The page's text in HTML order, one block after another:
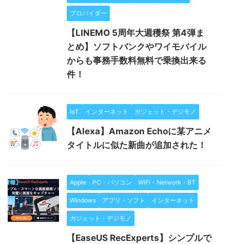
プロバイダー
【LINEMO 5周年大週穫祭 第4弾ま
とめ】ソフトバンクやワイモバイル
からも事務手数料無料で乗換出来る
件！
IoT インターネット ガジェット・デジモノ
【Alexa】Amazon Echoに某アニメ
タイトルに似た新曲が追加された！
Apple PC・パソコン WiFi・Network・BT
Windows アプリ・ソフト インターネット
ガジェット・デジモノ
【EaseUS RecExperts】シンプルで